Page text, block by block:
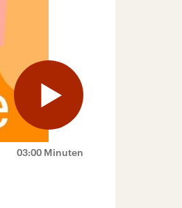
03:00 Minuten